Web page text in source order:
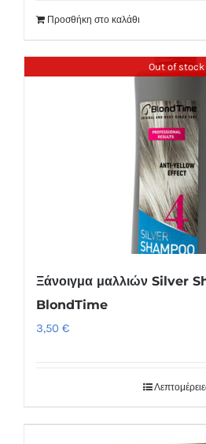
Προσθήκη στο καλάθι
Out of stock
Ξάνοιγμα μαλλιών Silver
BlondTime
3,50 €